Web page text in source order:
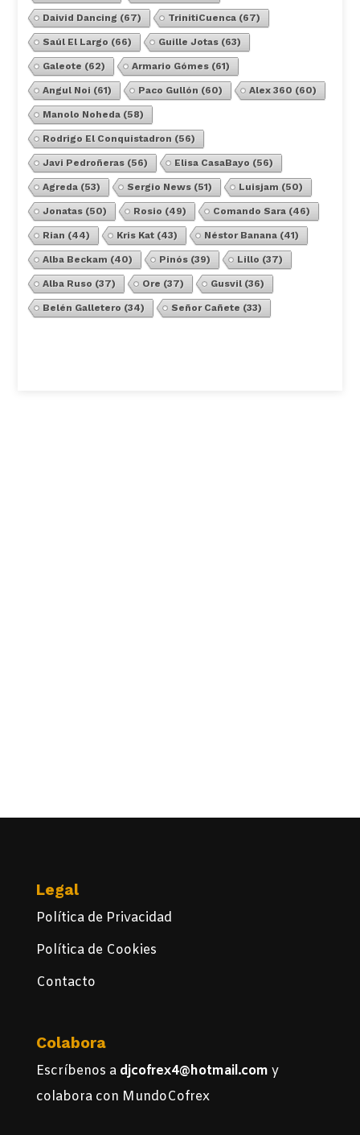
Daivid Dancing (67) TrinitiCuenca(67)
Saúl El Largo (66) Guille Jotas(63)
Galeote (62) Armario Gómes(61)
Angul Noi (61) Paco Gullón (60) Alex 360 (60)
Manolo Noheda(58)
Rodrigo El Conquistadron (56)
Javi Pedroñeras(56) Elisa CasaBayo (56)
Agreda(53) Sergio News(51) Luisjam (50)
Jonatas(50) Rosio (49) Comando Sara(46)
Rian (44) Kris Kat(43) Néstor Banana(41)
Alba Beckam (40) Pinós(39) Lillo (37)
Alba Ruso (37) Ore (37) Gusvil(36)
Belén Galletero (34) Señor Cañete (33)
Legal
Política de Privacidad
Política de Cookies
Contacto
Colabora
Escríbenos a djcofrex4@hotmail.com y
colabora con MundoCofrex